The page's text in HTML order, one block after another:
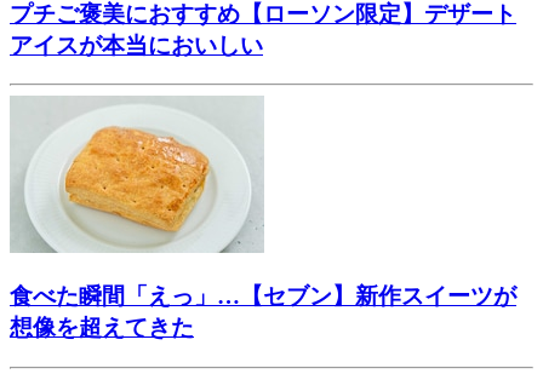
プチご褒美におすすめ【ローソン限定】デザート
アイスが本当においしい
食べた瞬間「えっ」…【セブン】新作スイーツが
想像を超えてきた